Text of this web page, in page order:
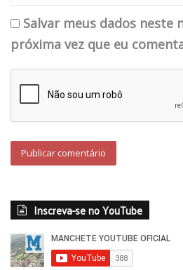
Salvar meus dados neste
próxima vez que eu
Inscreva-se no YouTube